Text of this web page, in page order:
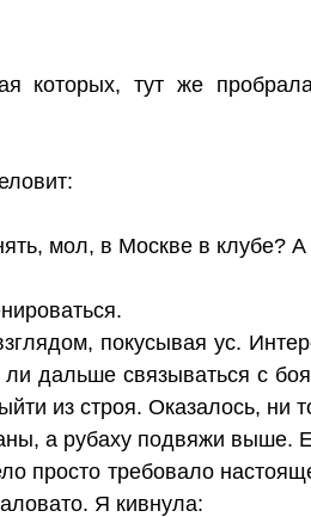
которых, тут же
мол, в Москве в клубе?
покусывая ус.
ли дальше связываться с
из строя. Оказалось, ни
а рубаху подвяжи выше.
просто требовало
Я кивнула: